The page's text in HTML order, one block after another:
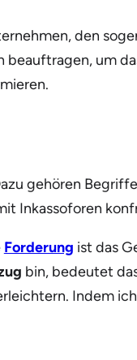
den
um
gehören
Inkassoforen
Forderung ist das
bin, bedeutet
Indem